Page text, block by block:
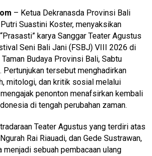
– Ketua Dekranasda Provinsi Bali
Suastini Koster, menyaksikan
karya Sanggar Teater Agustus
Seni Bali Jani (FSBJ) VIII 2026 di
Budaya Provinsi Bali, Sabtu
tersebut menghadirkan
mitologi, dan kritik sosial melalui
penonton menafsirkan kembali
di tengah perubahan zaman.
Teater Agustus yang terdiri atas
Rai Riauadi, dan Gede Sustrawan,
menjadi sebuah pembacaan ulang